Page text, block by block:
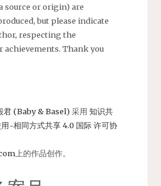
source or origin) are
but please indicate
respecting the
achievements. Thank you
君 (Baby & Basel)采用 知识共
-相同方式共享 4.0 国际 许可协
上的作品创作。